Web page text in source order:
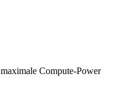
Compute-Power